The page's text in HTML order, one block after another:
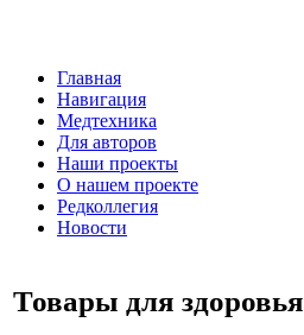
Главная
Навигация
Медтехника
Для авторов
Наши проекты
О нашем проекте
Редколлегия
Новости
Товары для здоровья